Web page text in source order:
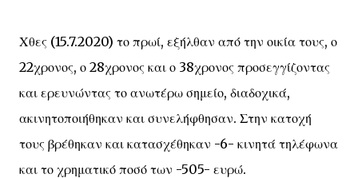
Χθες (15.7.2020) το πρωί, εξήλθαν από την οικία τους, ο
22χρονος, ο 28χρονος και ο 38χρονος προσεγγίζοντας
και ερευνώντας το ανωτέρω σημείο, διαδοχικά,
ακινητοποιήθηκαν και συνελήφθησαν. Στην κατοχή
τους βρέθηκαν και κατασχέθηκαν -6- κινητά τηλέφωνα
και το χρηματικό ποσό των -505- ευρώ.